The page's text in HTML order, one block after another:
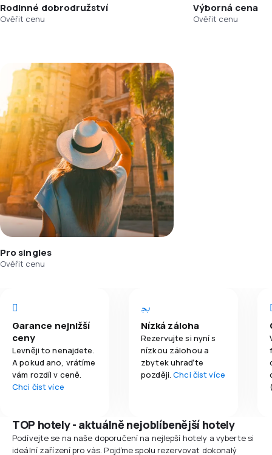
Rodinné dobrodružství
Ověřit cenu
Výborná cena
Ověřit cenu
Pro singles
Ověřit cenu
Garance nejnižší
ceny
Levněji to nenajdete.
A pokud ano, vrátíme
vám rozdíl v ceně.
Chci číst více
Nízká záloha
Rezervujte si nyní s
nízkou zálohou a
zbytek uhraďte
později.Chci číst více
TOP hotely - aktuálně nejoblíbenější hotely
Podívejte se na naše doporučení na nejlepší hotely a vyberte si
ideální zařízení pro vás. Pojďme spolu rezervovat dokonalý